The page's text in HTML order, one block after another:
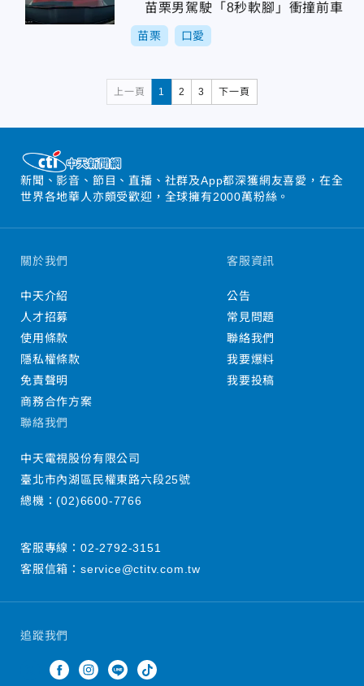
苗栗男駕駛「8秒軟腳」衝撞前車
苗栗 口愛
上一頁 1 2 3 下一頁
新聞、影音、節目、直播、社群及App都深獲網友喜愛，在全
世界各地華人亦頗受歡迎，全球擁有2000萬粉絲。
追蹤我們
關於我們
中天介紹
人才招募
使用條款
隱私權條款
免責聲明
商務合作方案
客服資訊
公告
常見問題
聯絡我們
我要爆料
我要投稿
聯絡我們
中天電視股份有限公司
臺北市內湖區民權東路六段25號
總機：(02)6600-7766
客服專線： 02-2792-3151
客服信箱： service@ctitv.com.tw